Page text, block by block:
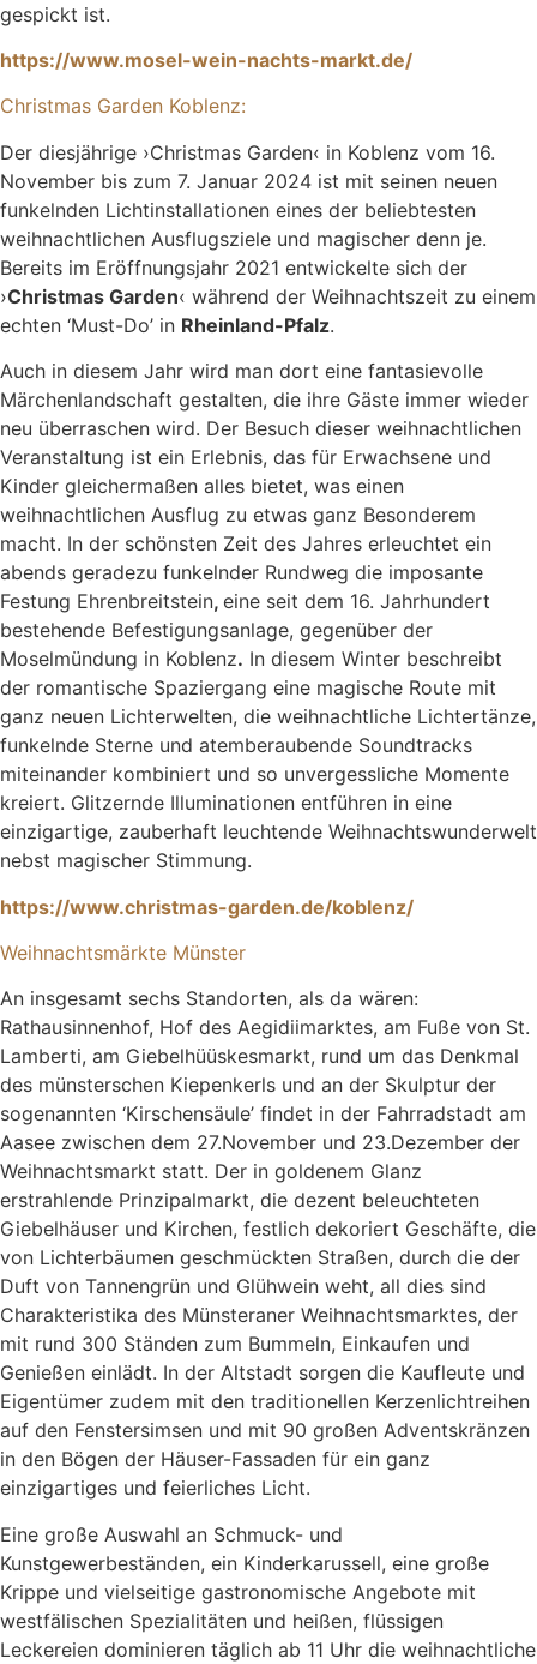
gespickt ist.
https://www.mosel-wein-nachts-markt.de/
Christmas Garden Koblenz:
Der diesjährige ›Christmas Garden‹ in Koblenz vom 16.
November bis zum 7. Januar 2024 ist mit seinen neuen
funkelnden Lichtinstallationen eines der beliebtesten
weihnachtlichen Ausflugsziele und magischer denn je.
Bereits im Eröffnungsjahr 2021 entwickelte sich der
›Christmas Garden‹ während der Weihnachtszeit zu einem
echten ‘Must-Do’ in Rheinland-Pfalz.
Auch in diesem Jahr wird man dort eine fantasievolle
Märchenlandschaft gestalten, die ihre Gäste immer wieder
neu überraschen wird. Der Besuch dieser weihnachtlichen
Veranstaltung ist ein Erlebnis, das für Erwachsene und
Kinder gleichermaßen alles bietet, was einen
weihnachtlichen Ausflug zu etwas ganz Besonderem
macht. In der schönsten Zeit des Jahres erleuchtet ein
abends geradezu funkelnder Rundweg die imposante
Festung Ehrenbreitstein, eine seit dem 16. Jahrhundert
bestehende Befestigungsanlage, gegenüber der
Moselmündung in Koblenz. In diesem Winter beschreibt
der romantische Spaziergang eine magische Route mit
ganz neuen Lichterwelten, die weihnachtliche Lichtertänze,
funkelnde Sterne und atemberaubende Soundtracks
miteinander kombiniert und so unvergessliche Momente
kreiert. Glitzernde Illuminationen entführen in eine
einzigartige, zauberhaft leuchtende Weihnachtswunderwelt
nebst magischer Stimmung.
https://www.christmas-garden.de/koblenz/
Weihnachtsmärkte Münster
An insgesamt sechs Standorten, als da wären:
Rathausinnenhof, Hof des Aegidiimarktes, am Fuße von St.
Lamberti, am Giebelhüüskesmarkt, rund um das Denkmal
des münsterschen Kiepenkerls und an der Skulptur der
sogenannten ‘Kirschensäule’ findet in der Fahrradstadt am
Aasee zwischen dem 27.November und 23.Dezember der
Weihnachtsmarkt statt. Der in goldenem Glanz
erstrahlende Prinzipalmarkt, die dezent beleuchteten
Giebelhäuser und Kirchen, festlich dekoriert Geschäfte, die
von Lichterbäumen geschmückten Straßen, durch die der
Duft von Tannengrün und Glühwein weht, all dies sind
Charakteristika des Münsteraner Weihnachtsmarktes, der
mit rund 300 Ständen zum Bummeln, Einkaufen und
Genießen einlädt. In der Altstadt sorgen die Kaufleute und
Eigentümer zudem mit den traditionellen Kerzenlichtreihen
auf den Fenstersimsen und mit 90 großen Adventskränzen
in den Bögen der Häuser-Fassaden für ein ganz
einzigartiges und feierliches Licht.
Eine große Auswahl an Schmuck- und
Kunstgewerbeständen, ein Kinderkarussell, eine große
Krippe und vielseitige gastronomische Angebote mit
westfälischen Spezialitäten und heißen, flüssigen
Leckereien dominieren täglich ab 11 Uhr die weihnachtliche